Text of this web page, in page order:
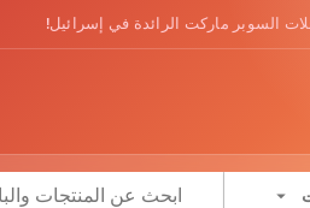
السوبر ماركت الرائدة في إسرائيل!
arrow_drop_down